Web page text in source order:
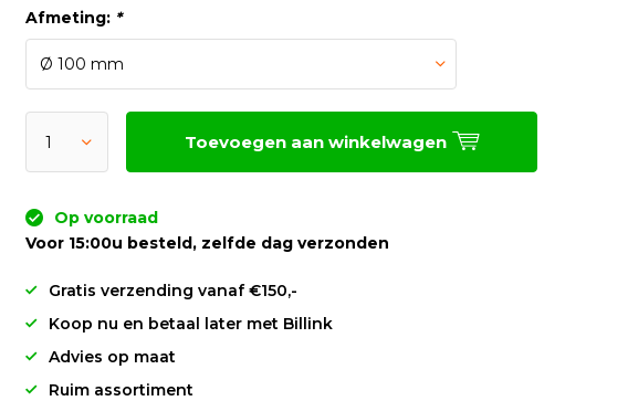
Afmeting: *
Toevoegen aan winkelwagen
Op voorraad
Voor 15:00u besteld, zelfde dag verzonden
Gratis verzending vanaf €150,-
Koop nu en betaal later met Billink
Advies op maat
Ruim assortiment